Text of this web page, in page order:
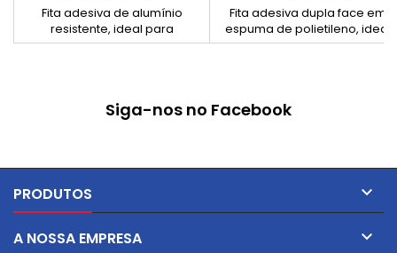
Fita adesiva de alumínio
resistente, ideal para
proteção, reparação e
Fita adesiva dupla face em
espuma de polietileno, ideal
para fixação de peças leves e
Siga-nos no Facebook
PRODUTOS 
A NOSSA EMPRESA 